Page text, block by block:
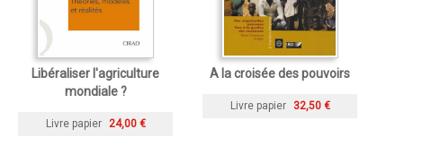
Libéraliser l'agriculture
mondiale ?
Livre papier 24,00 €
A la croisée des pouvoirs
Livre papier 32,50 €